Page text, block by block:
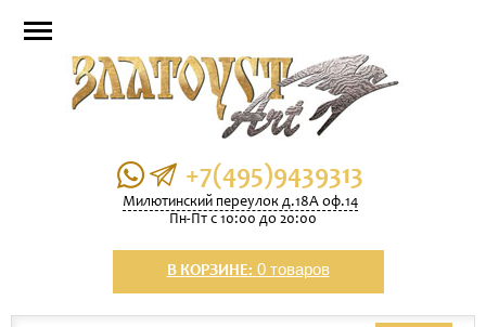
+7(495)9439313
Милютинский переулок д.18А оф.14
Пн-Пт с 10:00 до 20:00
В КОРЗИНЕ: 0 товаров